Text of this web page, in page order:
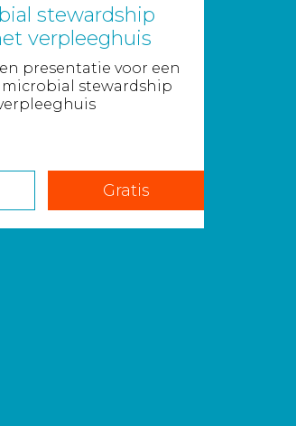
stewardship
verpleeghuis
presentatie voor een
stewardship
Gratis